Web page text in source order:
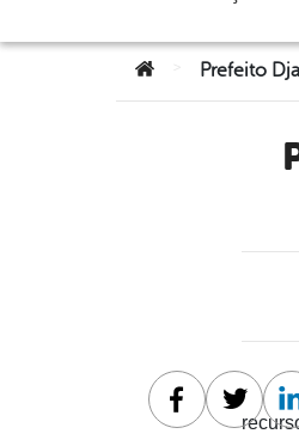
Você está aqui:
Prefeito Djalma